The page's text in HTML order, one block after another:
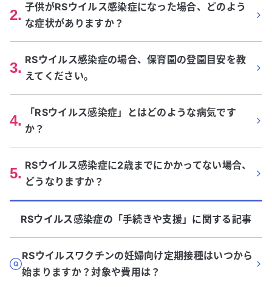
2. 子供がRSウイルス感染症になった場合、どのよう
な症状がありますか？
3. RSウイルス感染症の場合、保育園の登園目安を教
えてください。
4.
「RSウイルス感染症」とはどのような病気です
か？
5. RSウイルス感染症に2歳までにかかってない場合、
どうなりますか？
RSウイルス感染症の「手続きや支援」に関する記事
RSウイルスワクチンの妊婦向け定期接種はいつから
始まりますか？対象や費用は？